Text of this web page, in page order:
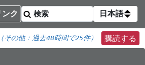
ク 日本語
（その他： 過去48時間で25件） 購読する